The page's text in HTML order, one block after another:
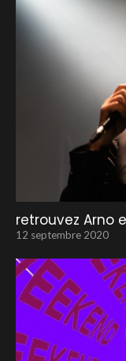
retrouvez Arno
12 septembre 2020